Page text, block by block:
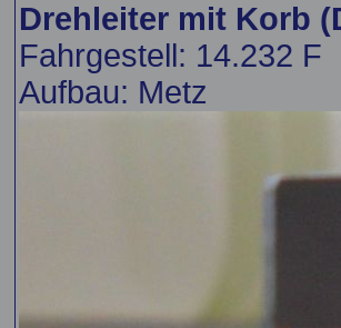
Drehleiter mit Korb
Fahrgestell: 14.232 F
Aufbau: Metz